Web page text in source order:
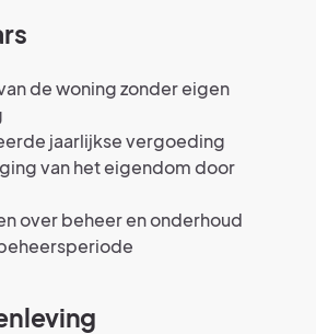
de woning zonder eigen
jaarlijkse vergoeding
van het eigendom door
over beheer en onderhoud